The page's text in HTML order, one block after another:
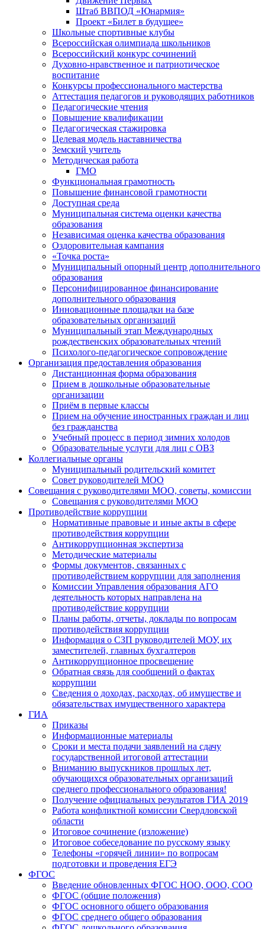
Штаб ВВПОД «Юнармия»
Проект «Билет в будущее»
Школьные спортивные клубы
Всероссийская олимпиада школьников
Всероссийский конкурс сочинений
Духовно-нравственное и патриотическое
воспитание
Конкурсы профессионального мастерства
Аттестация педагогов и руководящих работников
Педагогические чтения
Повышение квалификации
Педагогическая стажировка
Целевая модель наставничества
Земский учитель
Методическая работа
ГМО
Функциональная грамотность
Повышение финансовой грамотности
Доступная среда
Муниципальная система оценки качества
образования
Независимая оценка качества образования
Оздоровительная кампания
«Точка роста»
Муниципальный опорный центр дополнительного
образования
Персонифицированное финансирование
дополнительного образования
Инновационные площадки на базе
образовательных организаций
Муниципальный этап Международных
рождественских образовательных чтений
Психолого-педагогическое сопровождение
Организация предоставления образования
Дистанционная форма образования
Прием в дошкольные образовательные
организации
Приём в первые классы
Прием на обучение иностранных граждан и лиц
без гражданства
Учебный процесс в период зимних холодов
Образовательные услуги для лиц с ОВЗ
Коллегиальные органы
Муниципальный родительский комитет
Совет руководителей МОО
Совещания с руководителями МОО, советы, комиссии
Совещания с руководителями МОО
Противодействие коррупции
Нормативные правовые и иные акты в сфере
противодействия коррупции
Антикоррупционная экспертиза
Методические материалы
Формы документов, связанных с
противодействием коррупции для заполнения
Комиссии Управления образования АГО
деятельность которых направлена на
противодействие коррупции
Планы работы, отчеты, доклады по вопросам
противодействия коррупции
Информация о СЗП руководителей МОУ, их
заместителей, главных бухгалтеров
Антикоррупционное просвещение
Обратная связь для сообщений о фактах
коррупции
Сведения о доходах, расходах, об имуществе и
обязательствах имущественного характера
ГИА
Приказы
Информационные материалы
Сроки и места подачи заявлений на сдачу
государственной итоговой аттестации
Вниманию выпускников прошлых лет,
обучающихся образовательных организаций
среднего профессионального образования!
Получение официальных результатов ГИА 2019
Работа конфликтной комиссии Свердловской
области
Итоговое сочинение (изложение)
Итоговое собеседование по русскому языку
Телефоны «горячей линии» по вопросам
подготовки и проведения ЕГЭ
ФГОС
Введение обновленных ФГОС НОО, ООО, СОО
ФГОС (общие положения)
ФГОС основного общего образования
ФГОС среднего общего образования